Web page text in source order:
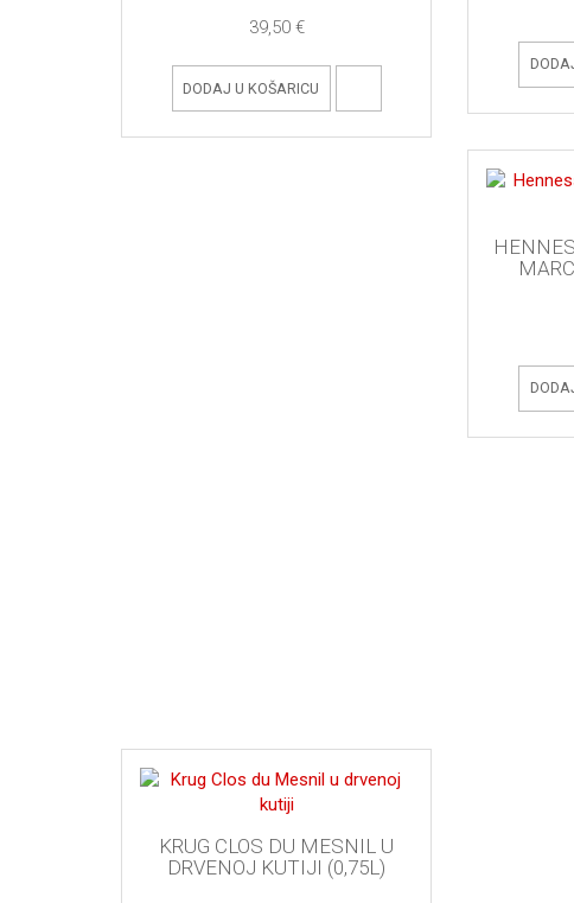
39,50 €
DODAJ U KOŠARICU
KRUG CLOS DU MESNIL U
DRVENOJ KUTIJI (0,75L)